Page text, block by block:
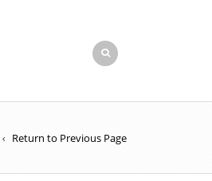
Return to Previous Page